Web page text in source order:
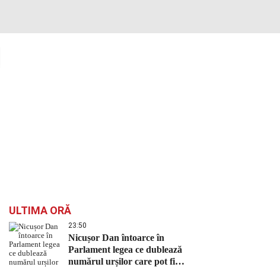
ULTIMA ORĂ
23:50
Nicușor Dan întoarce în
Parlament legea ce dublează
numărul urșilor care pot fi